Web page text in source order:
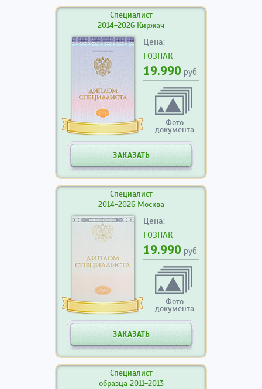
Специалист
2014-2026 Киржач
Цена:
ГОЗНАК
19.990 руб.
Фото
документа
ЗАКАЗАТЬ
Специалист
2014-2026 Москва
Цена:
ГОЗНАК
19.990 руб.
Фото
документа
ЗАКАЗАТЬ
Специалист
образца 2011-2013